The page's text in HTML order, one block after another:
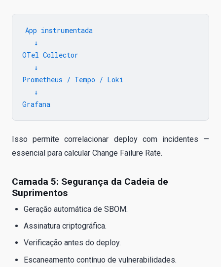
App instrumentada
   ↓
OTel Collector
   ↓
Prometheus / Tempo / Loki
   ↓
Isso permite correlacionar deploy com incidentes —
essencial para calcular Change Failure Rate.
Camada 5: Segurança da Cadeia de
Suprimentos
Geração automática de SBOM.
Assinatura criptográfica.
Verificação antes do deploy.
Escaneamento contínuo de vulnerabilidades.